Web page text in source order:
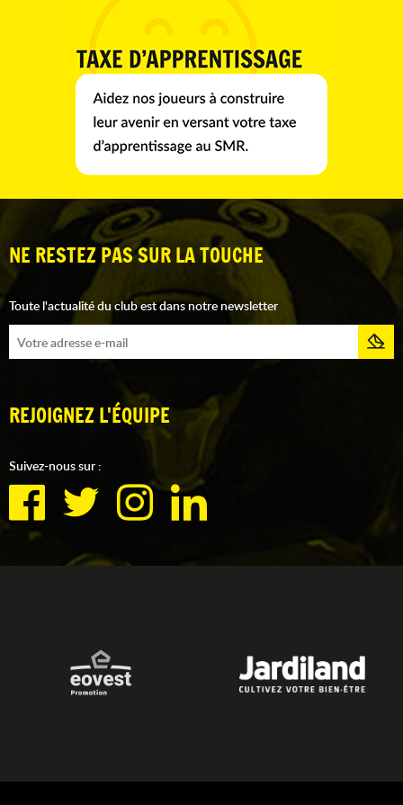
NE RESTEZ PAS SUR LA TOUCHE
Toute l'actualité du club est dans notre newsletter
REJOIGNEZ L'ÉQUIPE
Suivez-nous sur :